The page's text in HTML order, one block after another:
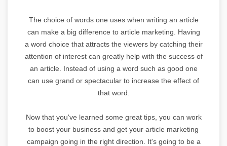
The choice of words one uses when writing an article
can make a big difference to article marketing. Having
a word choice that attracts the viewers by catching their
attention of interest can greatly help with the success of
an article. Instead of using a word such as good one
can use grand or spectacular to increase the effect of
that word.
Now that you've learned some great tips, you can work
to boost your business and get your article marketing
campaign going in the right direction. It's going to be a